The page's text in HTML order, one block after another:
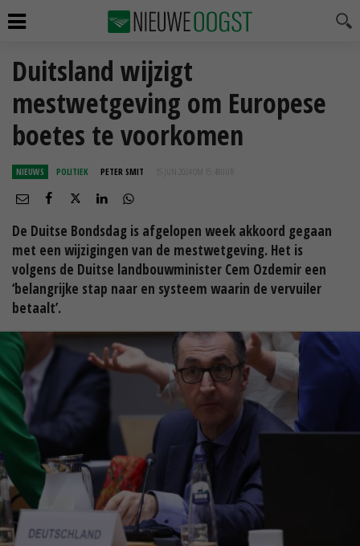
Duitsland wijzigt
mestwetgeving om Europese
boetes te voorkomen
NIEUWS POLITIEK PETER SMIT 15 JUN 2024 OM 15:48
De Duitse Bondsdag is afgelopen week akkoord gegaan
met een wijzigingen van de mestwetgeving. Het is
volgens de Duitse landbouwminister Cem Ozdemir een
‘belangrijke stap naar en systeem waarin de vervuiler
betaalt’.